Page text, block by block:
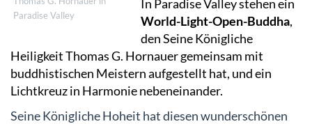
Paradise Valley
In Paradise Valley stehen ein
World-Light-Open-Buddha,
den Seine Königliche
Heiligkeit Thomas G. Hornauer gemeinsam mit
buddhistischen Meistern aufgestellt hat, und ein
Lichtkreuz in Harmonie nebeneinander.
Seine Königliche Hoheit hat diesen wunderschönen